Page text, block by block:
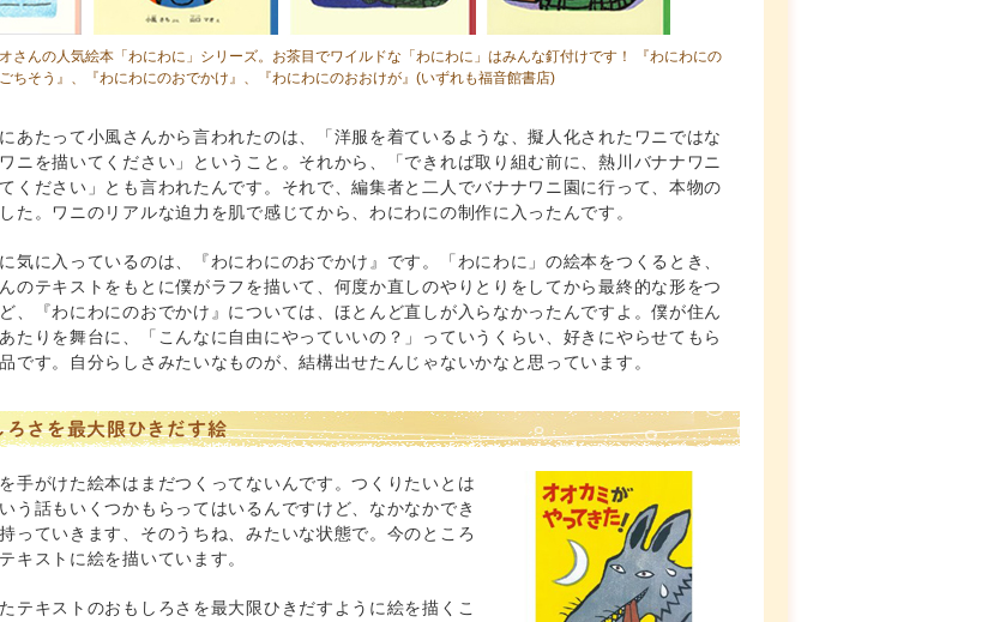
さんの人気絵本「わにわに」シリーズ。お茶目でワイルドな「わにわに」はみんな釘付けです！
『わにわにの
ちそう』 、 『わにわにのおでかけ』 、 『わにわにのおおけが』 (いずれも福音館書店)
にあたって小風さんから言われたのは、「洋服を着ているような、擬人化されたワニではな
ニを描いてください」ということ。それから、「できれば取り組む前に、熱川バナナワニ
ください」とも言われたんです。それで、編集者と二人でバナナワニ園に行って、本物の
た。ワニのリアルな迫力を肌で感じてから、わにわにの制作に入ったんです。
気に入っているのは、『わにわにのおでかけ』です。「わにわに」の絵本をつくるとき、
のテキストをもとに僕がラフを描いて、何度か直しのやりとりをしてから最終的な形をつ
、『わにわにのおでかけ』については、ほとんど直しが入らなかったんですよ。僕が住ん
たりを舞台に、「こんなに自由にやっていいの？」っていうくらい、好きにやらせてもら
です。自分らしさみたいなものが、結構出せたんじゃないかなと思っています。
ろさを最大限ひきだす絵
手がけた絵本はまだつくってないんです。つくりたいとは
う話もいくつかもらってはいるんですけど、なかなかでき
ていきます、そのうちね、みたいな状態で。今のところ
キストに絵を描いています。
テキストのおもしろさを最大限ひきだすように絵を描くこ